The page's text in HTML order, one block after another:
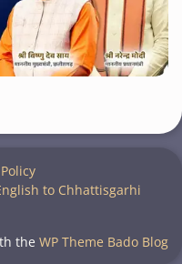
to Chhattisgarhi
the WP Theme Bado Blog